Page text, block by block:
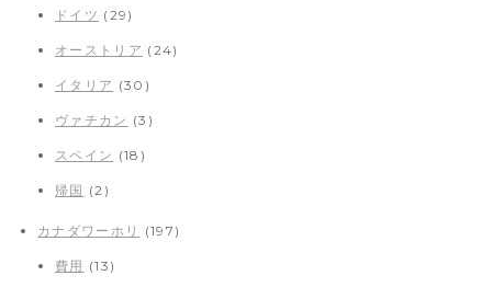
ドイツ (29)
オーストリア (24)
イタリア (30)
ヴァチカン (3)
スペイン (18)
帰国 (2)
カナダワーホリ (197)
費用 (13)